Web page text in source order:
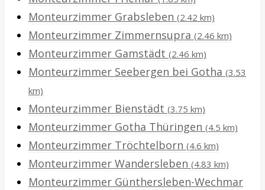
Monteurzimmer Grabsleben (2.42 km)
Monteurzimmer Zimmernsupra (2.46 km)
Monteurzimmer Gamstädt (2.46 km)
Monteurzimmer Seebergen bei Gotha (3.53
km)
Monteurzimmer Bienstädt (3.75 km)
Monteurzimmer Gotha Thüringen (4.5 km)
Monteurzimmer Tröchtelborn (4.6 km)
Monteurzimmer Wandersleben (4.83 km)
Monteurzimmer Günthersleben-Wechmar